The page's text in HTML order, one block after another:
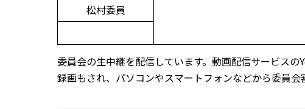
松村委員
委員会の生中継を配信しています。動画配信サービス
録画もされ、パソコンやスマートフォンなどから委員会